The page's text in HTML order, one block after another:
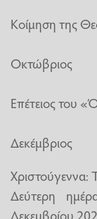
Κοίμηση της
Οκτώβριος
Επέτειος του
Δεκέμβριος
Χριστούγεννα:
Δεύτερη
Δεκεμβρίου